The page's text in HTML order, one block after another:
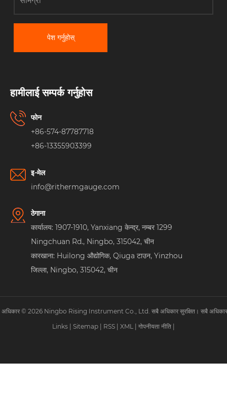
पेश गर्नुहोस्
हामीलाई सम्पर्क गर्नुहोस
फोन
+86-574-87787718
+86-13355903399
इ-मेल
info@rithermgauge.com
ठेगाना
कार्यालय: 1907-1910, Yanxiang केन्द्र, नम्बर 1299
Ningchuan Rd., Ningbo, 315042, चीन
कारखाना: Huilong औद्योगिक, Qiuga टाउन, Yinzhou
जिल्ला, Ningbo, 315042, चीन
अधिकार © 2026 Ningbo Rising Instrument Co., Ltd. सबै अधिकार सुरक्षित। सबै अधिकार
Links
Sitemap RSS XML गोपनीयता नीति